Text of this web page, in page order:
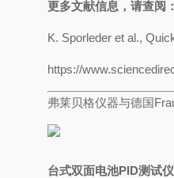
更多文献信息，请查阅：
K. Sporleder et al.,
https://
弗莱贝格仪器与德国
台式双面电池PID测试仪